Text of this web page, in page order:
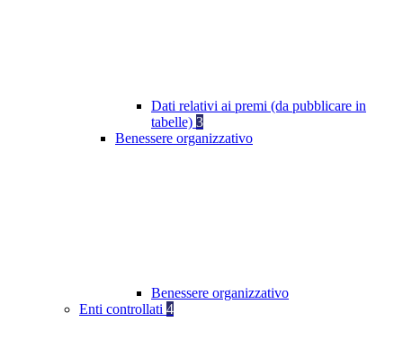
Dati relativi ai premi (da pubblicare in
tabelle) 3
Benessere organizzativo
Benessere organizzativo
Enti controllati 4